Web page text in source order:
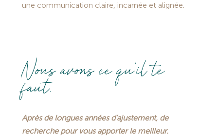
une communication claire, incarnée et alignée.
Nous avons ce qu’il te
faut.
Après de longues années d’ajustement, de
recherche pour vous apporter le meilleur.